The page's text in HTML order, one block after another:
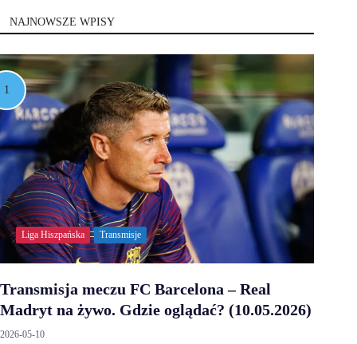
NAJNOWSZE WPISY
Liga Hiszpańska Transmisje
Transmisja meczu FC Barcelona – Real
Madryt na żywo. Gdzie oglądać? (10.05.2026)
2026-05-10